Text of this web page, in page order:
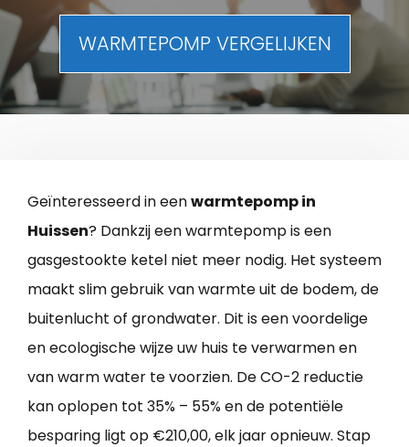
WARMTEPOMP VERGELIJKEN
Geïnteresseerd in eenwarmtepomp in
Huissen? Dankzij een warmtepomp is een
gasgestookte ketel niet meer nodig. Het systeem
maakt slim gebruik van warmte uit de bodem, de
buitenlucht of grondwater. Dit is een voordelige
en ecologische wijze uw huis te verwarmen en
van warm water te voorzien. De CO-2 reductie
kan oplopen tot 35% – 55% en de potentiële
besparing ligt op €210,00, elk jaar opnieuw. Stap